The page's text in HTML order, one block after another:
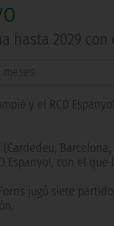
hasta 2029 con
meses
y el RCD
(Cardedeu,
Espanyol, con el que
jugó siete